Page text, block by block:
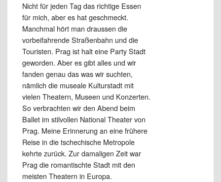
Nicht für jeden Tag das richtige Essen
für mich, aber es hat geschmeckt.
Manchmal hört man draussen die
vorbeifahrende Straßenbahn und die
Touristen. Prag ist halt eine Party Stadt
geworden. Aber es gibt alles und wir
fanden genau das was wir suchten,
nämlich die museale Kulturstadt mit
vielen Theatern, Museen und Konzerten.
So verbrachten wir den Abend beim
Ballet im stilvollen National Theater von
Prag. Meine Erinnerung an eine frühere
Reise in die tschechische Metropole
kehrte zurück. Zur damaligen Zeit war
Prag die romantischte Stadt mit den
meisten Theatern in Europa.